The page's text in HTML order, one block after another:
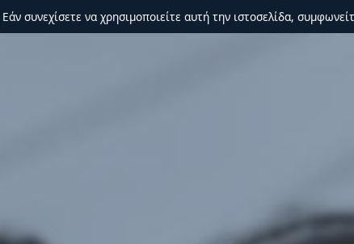
Εάν συνεχίσετε να χρησιμοποιείτε αυτή την ιστοσελίδα,